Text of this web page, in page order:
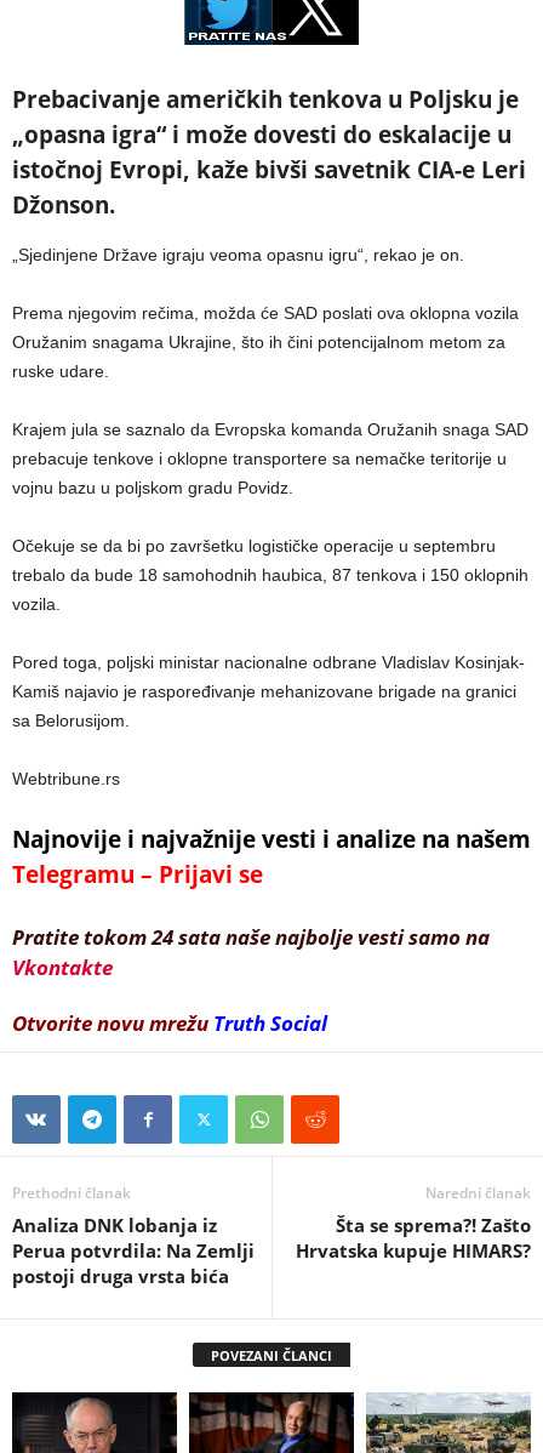
Prebacivanje američkih tenkova u Poljsku je
„opasna igra“ i može dovesti do eskalacije u
istočnoj Evropi, kaže bivši savetnik CIA-e Leri
Džonson.
„Sjedinjene Države igraju veoma opasnu igru“, rekao je on.
Prema njegovim rečima, možda će SAD poslati ova oklopna vozila
Oružanim snagama Ukrajine, što ih čini potencijalnom metom za
ruske udare.
Krajem jula se saznalo da Evropska komanda Oružanih snaga SAD
prebacuje tenkove i oklopne transportere sa nemačke teritorije u
vojnu bazu u poljskom gradu Povidz.
Očekuje se da bi po završetku logističke operacije u septembru
trebalo da bude 18 samohodnih haubica, 87 tenkova i 150 oklopnih
vozila.
Pored toga, poljski ministar nacionalne odbrane Vladislav Kosinjak-
Kamiš najavio je raspoređivanje mehanizovane brigade na granici
sa Belorusijom.
Webtribune.rs
Najnovije i najvažnije vesti i analize na našem
Telegramu – Prijavi se
Pratite tokom 24 sata naše najbolje vesti samo na
Vkontakte
Otvorite novu mrežu Truth Social
Prethodni članak
Analiza DNK lobanja iz
Perua potvrdila: Na Zemlji
postoji druga vrsta bića
Naredni članak
Šta se sprema?! Zašto
Hrvatska kupuje HIMARS?
POVEZANI ČLANCI